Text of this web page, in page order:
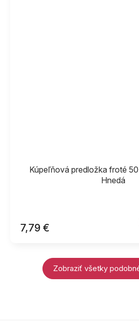
Kúpeľňová predložka froté
Hnedá
7,79 €
Zobraziť všetky